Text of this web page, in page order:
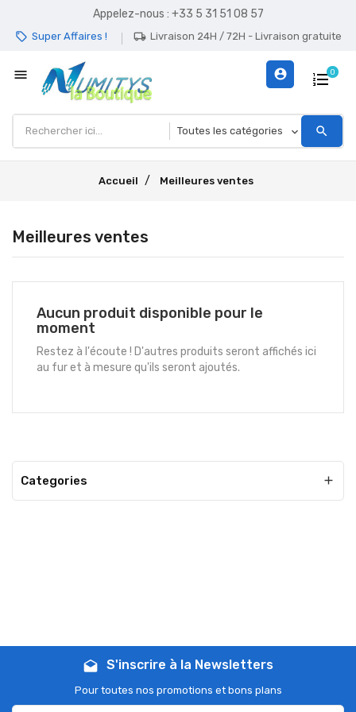
Appelez-nous : +33 5 31 51 08 57
local_offer Super Affaires ! local_shipping Livraison 24H / 72H - Livraison gratuite
menu 0
account_circle
search
Accueil Meilleures ventes
Meilleures ventes
Aucun produit disponible pour le
moment
Restez à l'écoute ! D'autres produits seront affichés ici
au fur et à mesure qu'ils seront ajoutés.
Categories 
drafts S'inscrire à la Newsletters
Pour toutes nos promotions et bons plans